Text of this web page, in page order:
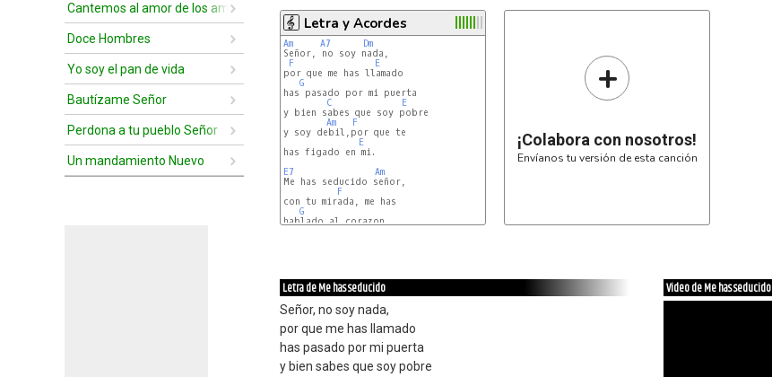
Cantemos al amor de los amores
Doce Hombres
Yo soy el pan de vida
Bautízame Señor
Perdona a tu pueblo Señor
Un mandamiento Nuevo
Letra y Acordes
Am A7
Dm
Señor, no soy nada,
F
E
por que me has llamado
G
has pasado por mi puerta
C
E
y bien sabes que soy pobre
Am
F
y soy debil,por que te
E
has figado en mi.
E7
Am
Me has seducido señor,
F
con tu mirada, me has
G
hablado al corazon
+
¡Colabora con nosotros!
Envíanos tu versión de esta canción
Letra de Me has seducido
Señor, no soy nada,
por que me has llamado
has pasado por mi puerta
y bien sabes que soy pobre
Video de Me has seducido